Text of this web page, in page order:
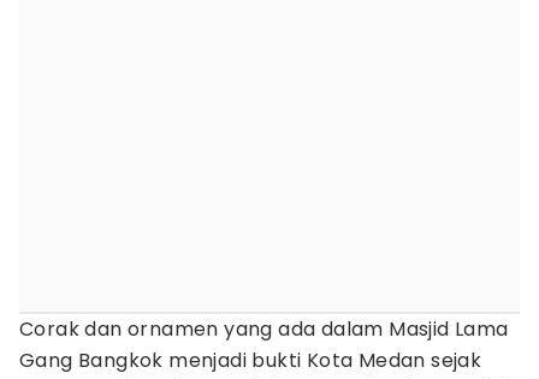
Corak dan ornamen yang ada dalam Masjid Lama
Gang Bangkok menjadi bukti Kota Medan sejak